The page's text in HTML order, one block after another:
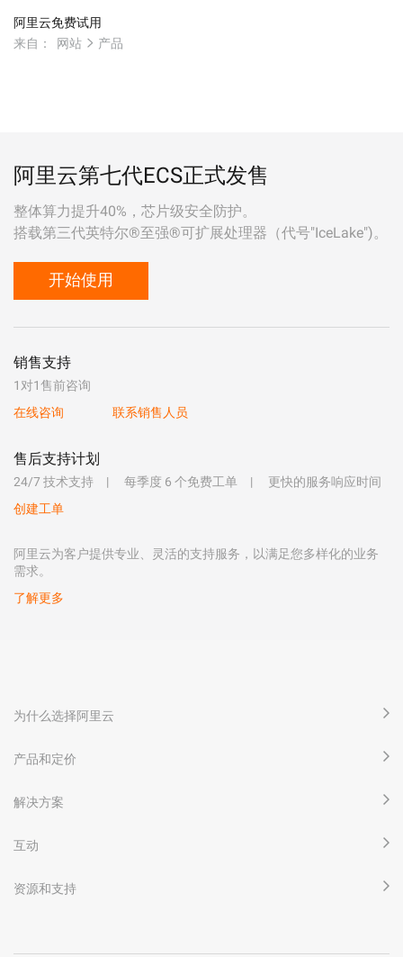
阿里云免费试用
来自：
网站 产品
阿里云第七代ECS正式发售
整体算力提升40%，芯片级安全防护。
搭载第三代英特尔®至强®可扩展处理器（代号"IceLake")。
开始使用
销售支持
1对1售前咨询
在线咨询
联系销售人员
售后支持计划
24/7 技术支持 每季度 6 个免费工单
更快的服务响应时间
创建工单
阿里云为客户提供专业、灵活的支持服务，以满足您多样化的业务
需求。
了解更多
为什么选择阿里云
产品和定价
解决方案
互动
资源和支持